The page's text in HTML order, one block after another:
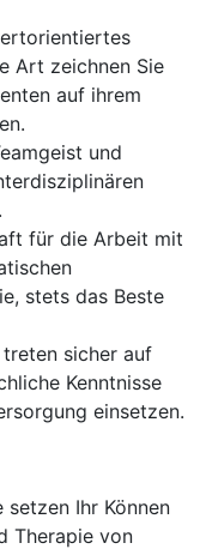
Art zeichnen Sie
auf ihrem
und
für die Arbeit mit
stets das Beste
treten sicher auf
Kenntnisse
einsetzen.
setzen Ihr Können
Therapie von